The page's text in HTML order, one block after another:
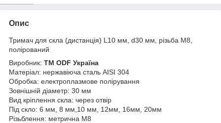
Опис
Тримач для скла (дистанція) L10 мм, d30 мм, різьбa М8,
полірований
Виробник: ТМ ODF Україна
Матеріал: нержавіюча сталь AISI 304
Обробка: електроплазмове полірування
Зовнішній діаметр: 30 мм
Вид кріплення скла: через отвір
Під скло: 6 мм, 8 мм,10 мм, 12мм, 16мм, 20мм
Різьблення: метрична М8